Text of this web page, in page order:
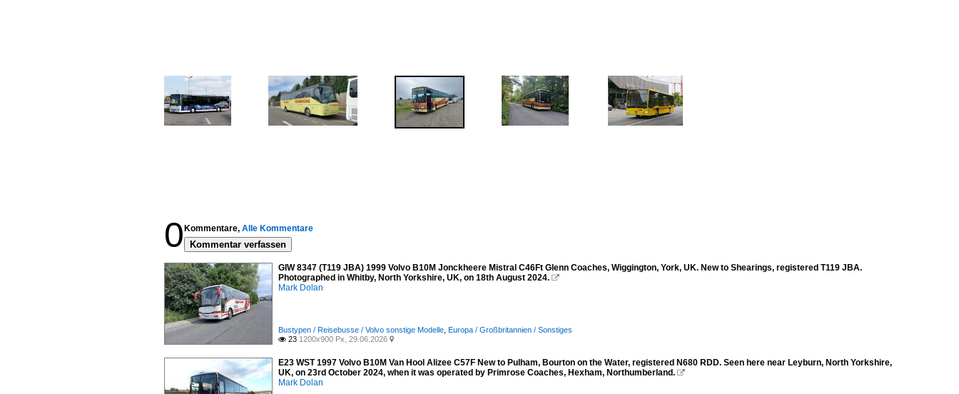
0 Kommentare, Alle Kommentare
Kommentar verfassen
GIW 8347 (T119 JBA) 1999 Volvo B10M Jonckheere Mistral C46Ft Glenn Coaches, Wiggington, York, UK. New to Shearings, registered T119 JBA.
Photographed in Whitby, North Yorkshire, UK, on 18th August 2024. 
Mark Dolan
Bustypen / Reisebusse / Volvo sonstige Modelle Europa / Großbritannien / Sonstiges
 23 1200x900 Px, 29.06.2026 
E23 WST 1997 Volvo B10M Van Hool Alizee C57F New to Pulham, Bourton on the Water, registered N680 RDD. Seen here near Leyburn, North Yorkshire,
UK, on 23rd October 2024, when it was operated by Primrose Coaches, Hexham, Northumberland. 
Mark Dolan